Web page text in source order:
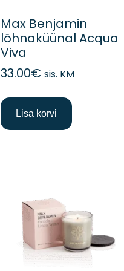
Max Benjamin
lõhnaküünal Acqua
Viva
33.00€ sis. KM
Lisa korvi